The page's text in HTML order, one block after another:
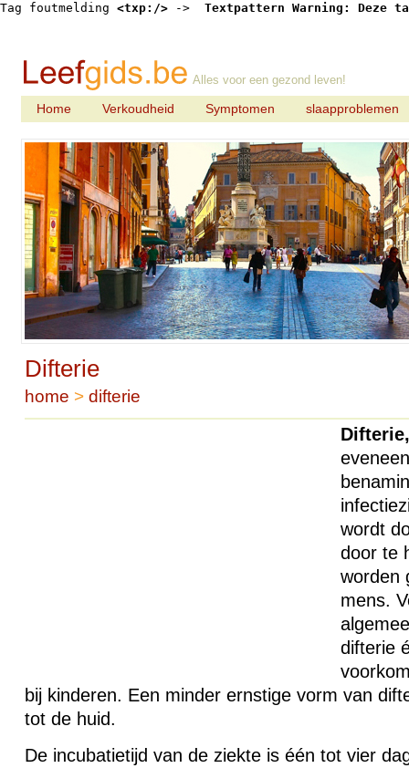
Tag foutmelding <txp:/> -> Textpattern Warning: Deze
Alles voor een gezond leven!
Home Verkoudheid Symptomen slaapproblemen
Difterie
home > difterie
Difterie,
wordt
door te
worden
mens.
difterie
bij kinderen. Een minder ernstige vorm van
tot de huid.
De incubatietijd van de ziekte is één tot vier